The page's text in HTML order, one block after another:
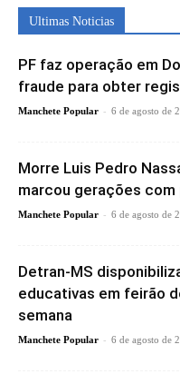
Ultimas Noticias
PF faz operação em
fraude para obter
Manchete Popular - 6 de agosto de
Morre Luis Pedro
marcou gerações
Manchete Popular - 6 de agosto de
Detran-MS
educativas em feirão
semana
Manchete Popular - 6 de agosto de